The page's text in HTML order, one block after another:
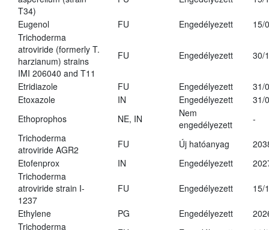
T34)
Eugenol FU Engedélyezett
15/
Trichoderma
atroviride (formerly T.
harzianum) strains
IMI 206040 and T11
FU Engedélyezett 30/
Etridiazole FU Engedélyezett
31/
Etoxazole
IN Engedélyezett
31/
Ethoprophos
NE, IN
Nem
engedélyezett
-
Trichoderma
atroviride AGR2
FU Új hatóanyag
Etofenprox
IN Engedélyezett
Trichoderma
atroviride strain I-
1237
FU Engedélyezett 15/
Ethylene PG Engedélyezett
Trichoderma